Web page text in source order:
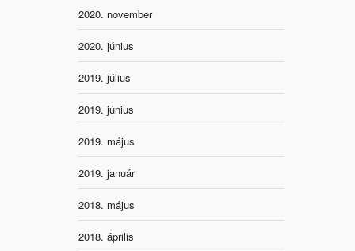
2020. november
2020. június
2019. július
2019. június
2019. május
2019. január
2018. május
2018. április